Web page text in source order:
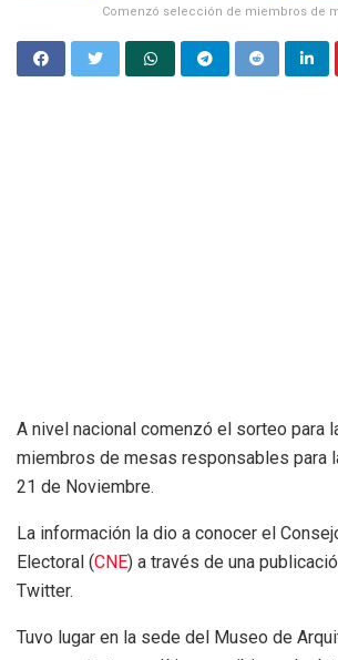
Comenzó selección de miembros de
A nivel nacional comenzó el sorteo para
miembros de mesas responsables para
21 de Noviembre.
La información la dio a conocer el
Electoral (CNE) a través de una
Twitter.
Tuvo lugar en la sede del Museo de